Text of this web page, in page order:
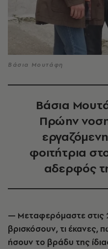
Βάσια Μουτάφη
Βάσια
Πρώην
φοιτήτρια
αδερφός
— Μεταφερόμαστε στις 23 Ιουλίου 2018. Πού
βρισκόσουν, τι έκανες,
ήσουν το βράδυ της